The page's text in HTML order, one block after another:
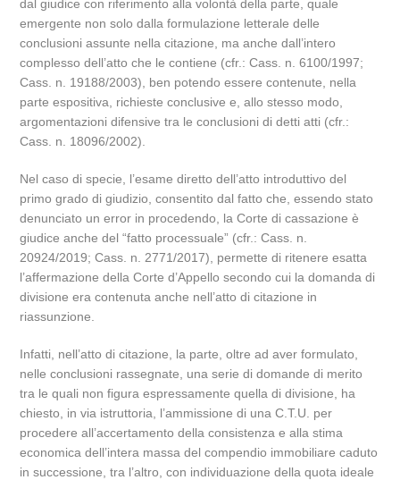
dal giudice con riferimento alla volontà della parte, quale
emergente non solo dalla formulazione letterale delle
conclusioni assunte nella citazione, ma anche dall’intero
complesso dell’atto che le contiene (cfr.: Cass. n. 6100/1997;
Cass. n. 19188/2003), ben potendo essere contenute, nella
parte espositiva, richieste conclusive e, allo stesso modo,
argomentazioni difensive tra le conclusioni di detti atti (cfr.:
Cass. n. 18096/2002).
Nel caso di specie, l’esame diretto dell’atto introduttivo del
primo grado di giudizio, consentito dal fatto che, essendo stato
denunciato un error in procedendo, la Corte di cassazione è
giudice anche del “fatto processuale” (cfr.: Cass. n.
20924/2019; Cass. n. 2771/2017), permette di ritenere esatta
l’affermazione della Corte d’Appello secondo cui la domanda di
divisione era contenuta anche nell’atto di citazione in
riassunzione.
Infatti, nell’atto di citazione, la parte, oltre ad aver formulato,
nelle conclusioni rassegnate, una serie di domande di merito
tra le quali non figura espressamente quella di divisione, ha
chiesto, in via istruttoria, l’ammissione di una C.T.U. per
procedere all’accertamento della consistenza e alla stima
economica dell’intera massa del compendio immobiliare caduto
in successione, tra l’altro, con individuazione della quota ideale